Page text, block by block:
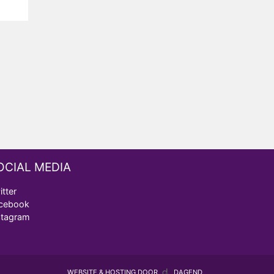
MEDIA
WEBSITE & HOSTING DOOR DAGEND